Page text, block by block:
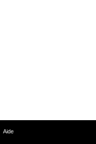
Aide